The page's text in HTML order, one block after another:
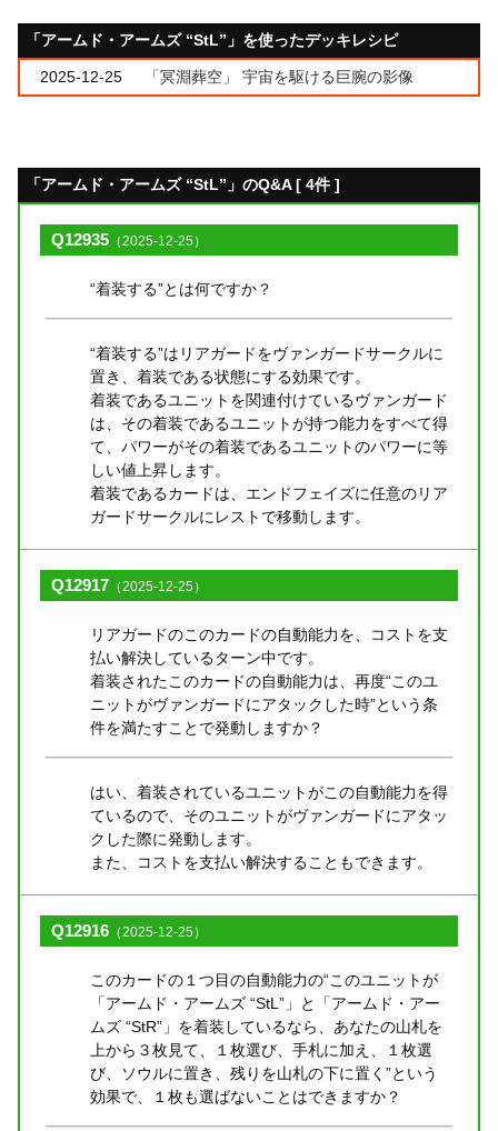
「アームド・アームズ “StL”」を使ったデッキレシピ
2025-12-25 「冥淵葬空」 宇宙を駆ける巨腕の影像
「アームド・アームズ “StL”」のQ&A [ 4件 ]
Q12935 （2025-12-25）
“着装する”とは何ですか？
“着装する”はリアガードをヴァンガードサークルに
置き、着装である状態にする効果です。
着装であるユニットを関連付けているヴァンガード
は、その着装であるユニットが持つ能力をすべて得
て、パワーがその着装であるユニットのパワーに等
しい値上昇します。
着装であるカードは、エンドフェイズに任意のリア
ガードサークルにレストで移動します。
Q12917 （2025-12-25）
リアガードのこのカードの自動能力を、コストを支
払い解決しているターン中です。
着装されたこのカードの自動能力は、再度“このユ
ニットがヴァンガードにアタックした時”という条
件を満たすことで発動しますか？
はい、着装されているユニットがこの自動能力を得
ているので、そのユニットがヴァンガードにアタッ
クした際に発動します。
また、コストを支払い解決することもできます。
Q12916 （2025-12-25）
このカードの１つ目の自動能力の“このユニットが
「アームド・アームズ “StL”」と「アームド・アー
ムズ “StR”」を着装しているなら、あなたの山札を
上から３枚見て、１枚選び、手札に加え、１枚選
び、ソウルに置き、残りを山札の下に置く”という
効果で、１枚も選ばないことはできますか？